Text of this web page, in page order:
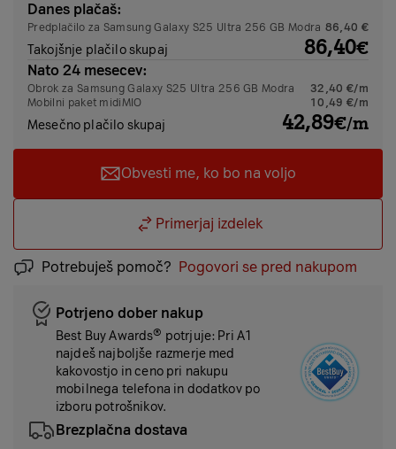
Danes plačaš:
Predplačilo za Samsung Galaxy S25 Ultra 256 GB Modra 86,40 €
Takojšnje plačilo skupaj 86,40€
Nato 24 mesecev:
Obrok za Samsung Galaxy S25 Ultra 256 GB Modra
32,40 €/m
Mobilni paket midiMIO 10,49 €/m
Mesečno plačilo skupaj 42,89€/m
Obvesti me, ko bo na voljo
Primerjaj izdelek
Potrebuješ pomoč? Pogovori se pred nakupom
Potrjeno dober nakup
Best Buy Awards® potrjuje: Pri A1
najdeš najboljše razmerje med
kakovostjo in ceno pri nakupu
mobilnega telefona in dodatkov po
izboru potrošnikov.
Brezplačna dostava